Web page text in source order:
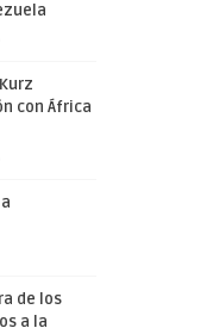
con África
de los
a la